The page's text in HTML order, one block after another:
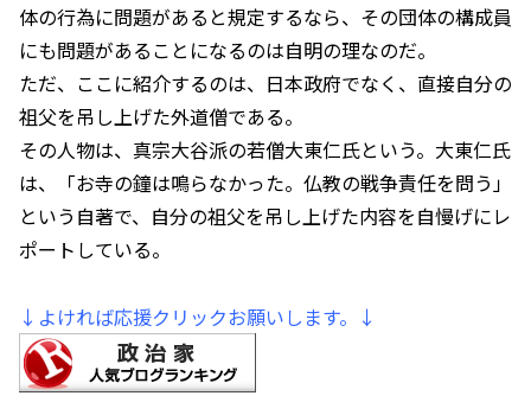
体の行為に問題があると規定するなら、その団体の構成員
にも問題があることになるのは自明の理なのだ。
ただ、ここに紹介するのは、日本政府でなく、直接自分の
祖父を吊し上げた外道僧である。
その人物は、真宗大谷派の若僧大東仁氏という。大東仁氏
は、「お寺の鐘は鳴らなかった。仏教の戦争責任を問う」
という自著で、自分の祖父を吊し上げた内容を自慢げにレ
ポートしている。
↓よければ応援クリックお願いします。↓